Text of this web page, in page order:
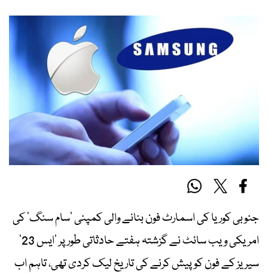
جنوبی کوریا کی اسمارٹ فون بنانے والی کمپنی ’سام سنگ‘ کی
امریکی ویب سائٹ نے گزشتہ ہفتے حادثاتی طور پر ’ایس 23‘
سیریز کے فون کو پیش کرنے کی تاریخ لیک کردی تھی، تاہم اب